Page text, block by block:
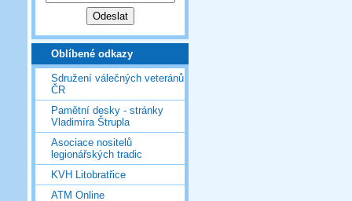
Oblíbené odkazy
Sdružení válečných veteránů
ČR
Pamětní desky - stránky
Vladimíra Štrupla
Asociace nositelů
legionářských tradic
KVH Litobratřice
ATM Online